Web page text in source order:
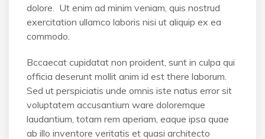
dolore. Ut enim ad minim veniam, quis nostrud
exercitation ullamco laboris nisi ut aliquip ex ea
commodo.
Bccaecat cupidatat non proident, sunt in culpa qui
officia deserunt mollit anim id est there laborum.
Sed ut perspiciatis unde omnis iste natus error sit
voluptatem accusantium ware doloremque
laudantium, totam rem aperiam, eaque ipsa quae
ab illo inventore veritatis et quasi architecto